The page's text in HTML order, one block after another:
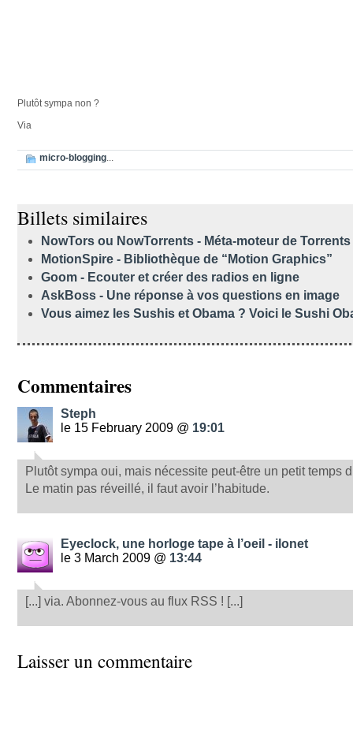
Plutôt sympa non ?
Via
micro-blogging...
Billets similaires
NowTors ou NowTorrents - Méta-moteur de Torrents
MotionSpire - Bibliothèque de “Motion Graphics”
Goom - Ecouter et créer des radios en ligne
AskBoss - Une réponse à vos questions en image
Vous aimez les Sushis et Obama ? Voici le Sushi
Commentaires
Steph
le 15 February 2009 @ 19:01
Plutôt sympa oui, mais nécessite peut-être un petit temps
Le matin pas réveillé, il faut avoir l’habitude.
Eyeclock, une horloge tape à l’oeil - ilonet
le 3 March 2009 @ 13:44
[...] via. Abonnez-vous au flux RSS ! [...]
Laisser un commentaire